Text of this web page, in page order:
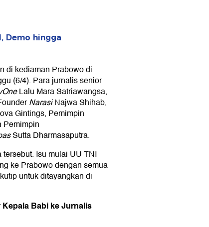
Demo hingga
di kediaman Prabowo di
(6/4). Para jurnalis senior
Lalu Mara Satriawangsa,
NarasiNajwa Shihab,
Gintings, Pemimpin
Sutta Dharmasaputra.
Isu mulai UU TNI
ke Prabowo dengan semua
untuk ditayangkan di
Babi ke Jurnalis